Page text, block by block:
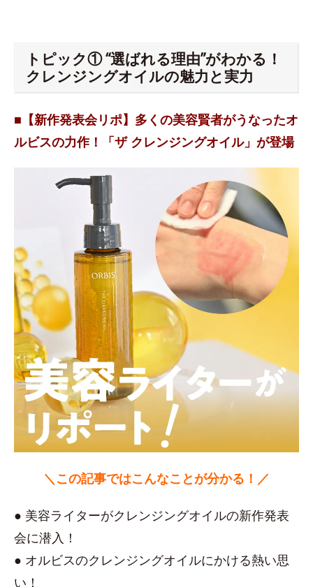
トピック① “選ばれる理由”がわかる！
クレンジングオイルの魅力と実力
■【新作発表会リポ】多くの美容賢者がうなったオ
ルビスの力作！「ザ クレンジングオイル」が登場
＼この記事ではこんなことが分かる！／
● 美容ライターがクレンジングオイルの新作発表
会に潜入！
● オルビスのクレンジングオイルにかける熱い思
い！